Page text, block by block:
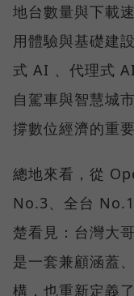
地台數量與下載
用體驗與基礎建
式 AI 、代理式
自駕車與智慧城
撐數位經濟的重
總地來看，從
No.3、全台
楚看見：台灣大
是一套兼顧涵蓋
構，也重新定義